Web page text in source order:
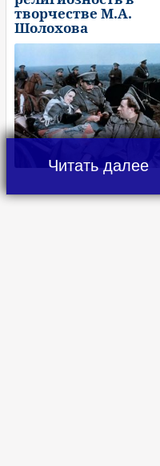
творчестве М.А.
Шолохова
Читать далее